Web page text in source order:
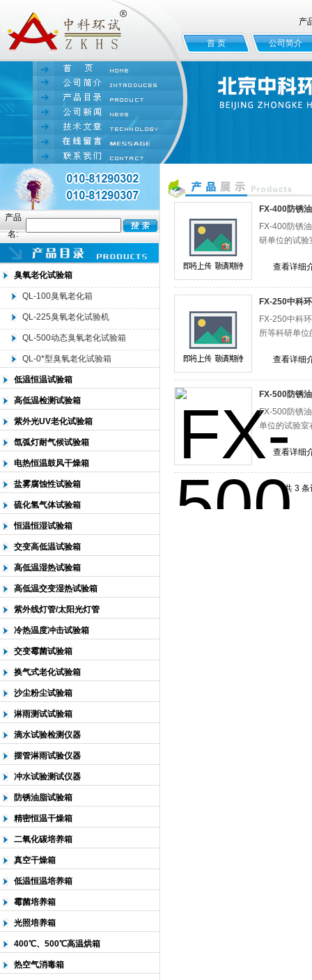
北京中科环试仪器有限公司
产
首 页 公司简介
产品
名:
臭氧老化试验箱
QL-100臭氧老化箱
QL-225臭氧老化试验机
QL-500动态臭氧老化试验箱
QL-0*型臭氧老化试验箱
低温恒温试验箱
高低温检测试验箱
紫外光UV老化试验箱
氙弧灯耐气候试验箱
电热恒温鼓风干燥箱
盐雾腐蚀性试验箱
硫化氢气体试验箱
恒温恒湿试验箱
交变高低温试验箱
高低温湿热试验箱
高低温交变湿热试验箱
紫外线灯管/太阳光灯管
冷热温度冲击试验箱
交变霉菌试验箱
换气式老化试验箱
沙尘粉尘试验箱
淋雨测试试验箱
滴水试验检测仪器
摆管淋雨试验仪器
冲水试验测试仪器
防锈油脂试验箱
精密恒温干燥箱
二氧化碳培养箱
真空干燥箱
低温恒温培养箱
霉菌培养箱
光照培养箱
400℃、500℃高温烘箱
热空气消毒箱
FX-400防锈
FX-400防锈
研单位的试验
查看详细
FX-250中科
FX-250中科
所等科研单
查看详细
FX-500防锈
FX-500防锈
单位的试验室
查看详细
共 3